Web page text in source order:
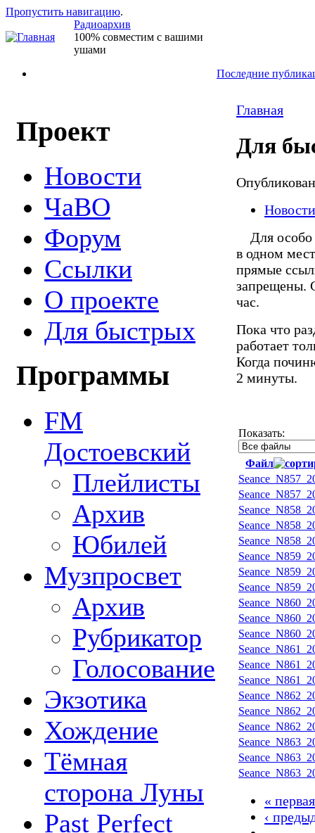
Пропустить навигацию.
Радиоархив
100% совместим с вашими
ушами
Последние
Проект
Новости
ЧаВО
Форум
Ссылки
О проекте
Для быстрых
Программы
FM
Достоевский
Плейлисты
Архив
Юбилей
Музпросвет
Архив
Рубрикатор
Голосование
Экзотика
Хождение
Тёмная
сторона Луны
Past Perfect
Главная
Для
Новости
Для особо
в одном
прямые
запрещены.
час.
Пока что
работает
Когда
2 минуты.
Показать:
Файл
« первая
‹